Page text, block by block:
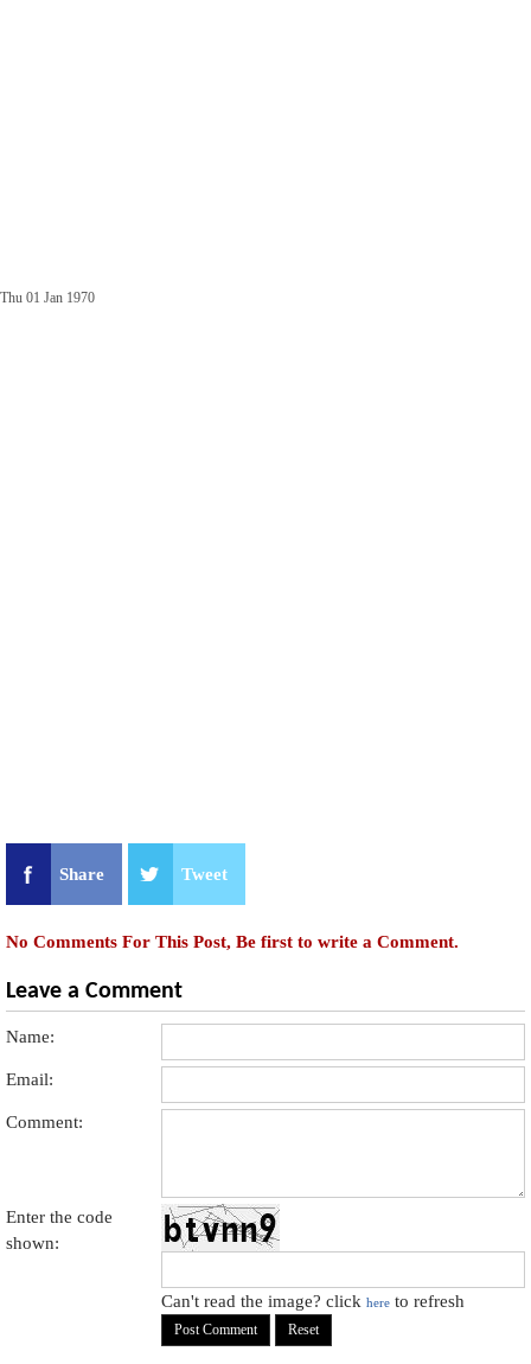
Thu 01 Jan 1970
Share Tweet
No Comments For This Post, Be first to write a Comment.
Leave a Comment
Name:
Email:
Comment:
Enter the code
shown:
Can't read the image? clickhere to refresh